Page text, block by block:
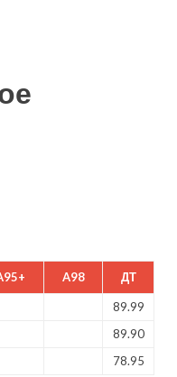
A98 ДТ
89.99
89.90
78.95